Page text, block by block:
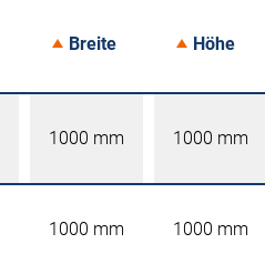
Breite Höhe
1000 mm 1000 mm
1000 mm 1000 mm